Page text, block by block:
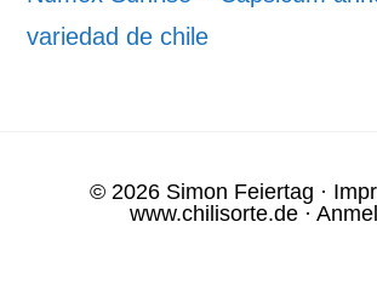
variedad de chile
© 2026 Simon Feiertag ·
www.chilisorte.de·